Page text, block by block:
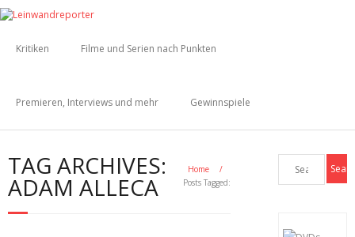
Kritiken Filme und Serien nach Punkten
Premieren, Interviews und mehr Gewinnspiele
TAG ARCHIVES:
ADAM ALLECA
Home
/
Posts Tagged: